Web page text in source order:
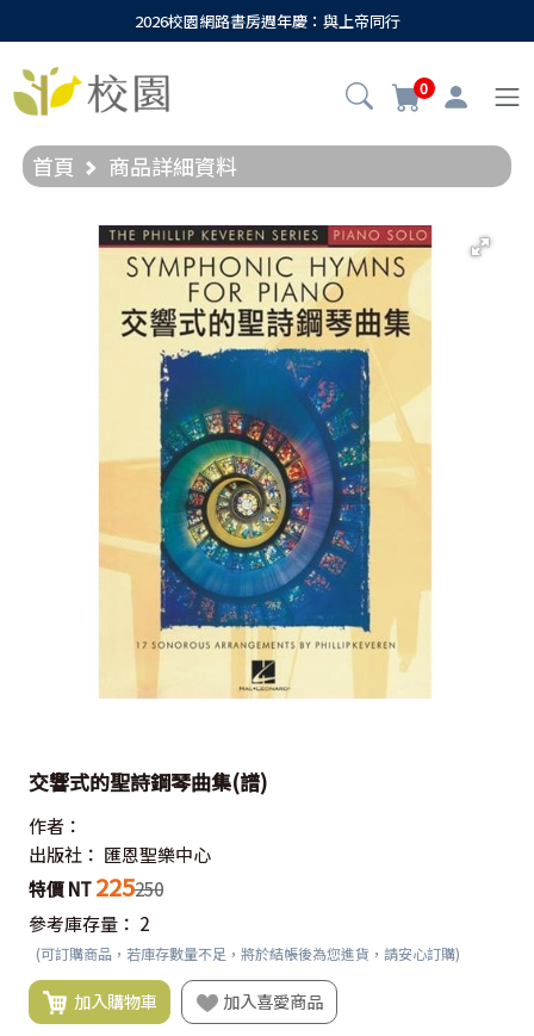
2026校園網路書房週年慶：與上帝同行
0
首頁 商品詳細資料
交響式的聖詩鋼琴曲集(譜)
作者：
出版社： 匯恩聖樂中心
特價 NT 225250
參考庫存量： 2
(可訂購商品，若庫存數量不足，將於結帳後為您進貨，請安心訂購)
加入購物車 加入喜愛商品